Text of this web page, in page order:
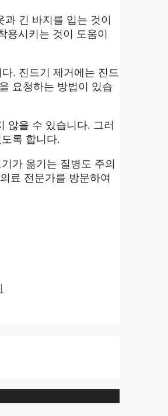
긴 바지를 입는 것이
시키는 것이 도움이
. 진드기 제거에는 진드
요청하는 방법이 있습
않을 수 있습니다. 그러
록 합니다.
가 옮기는 질병도 주의
료 전문가를 방문하여